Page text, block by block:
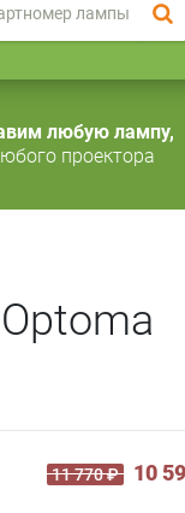
любую лампу,
проектора
11 770 ₽ 10